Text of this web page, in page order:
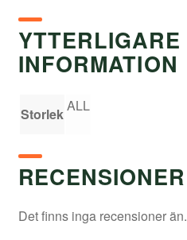
YTTERLIGARE
INFORMATION
StorlekALL
RECENSIONER
Det finns inga recensioner än.